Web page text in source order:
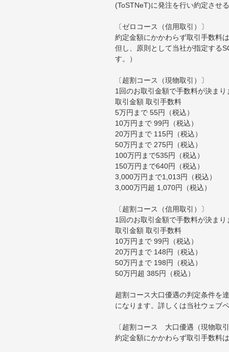
(ToSTNeT)に発注を行い約定させ
〔ゼロコース（信用取引）〕
約定金額にかかわらず取引手数料
但し、原則として当社が指定する
す。）
〔超割コース（現物取引）〕
1回のお取引金額で手数料が決まり
取引金額 取引手数料
5万円まで 55円（税込）
10万円まで 99円（税込）
20万円まで 115円（税込）
50万円まで 275円（税込）
100万円まで535円（税込）
150万円まで640円（税込）
3,000万円まで1,013円（税込）
3,000万円超 1,070円（税込）
〔超割コース（信用取引）〕
1回のお取引金額で手数料が決まり
取引金額 取引手数料
10万円まで 99円（税込）
20万円まで 148円（税込）
50万円まで 198円（税込）
50万円超 385円（税込）
超割コース大口優遇の判定条件を
になります。詳しくは当社ウェブ
〔超割コース 大口優遇（現物取
約定金額にかかわらず取引手数料